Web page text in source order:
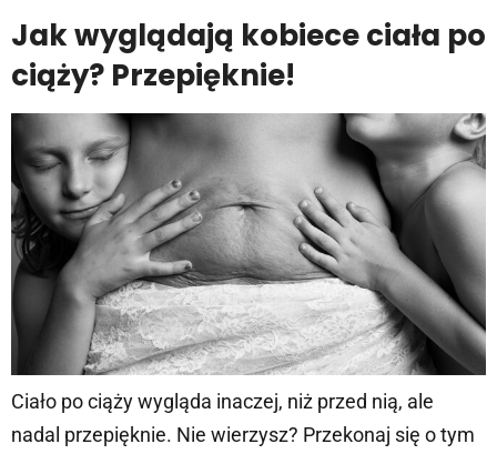
Jak wyglądają kobiece ciała po
ciąży? Przepięknie!
Ciało po ciąży wygląda inaczej, niż przed nią, ale
nadal przepięknie. Nie wierzysz? Przekonaj się o tym